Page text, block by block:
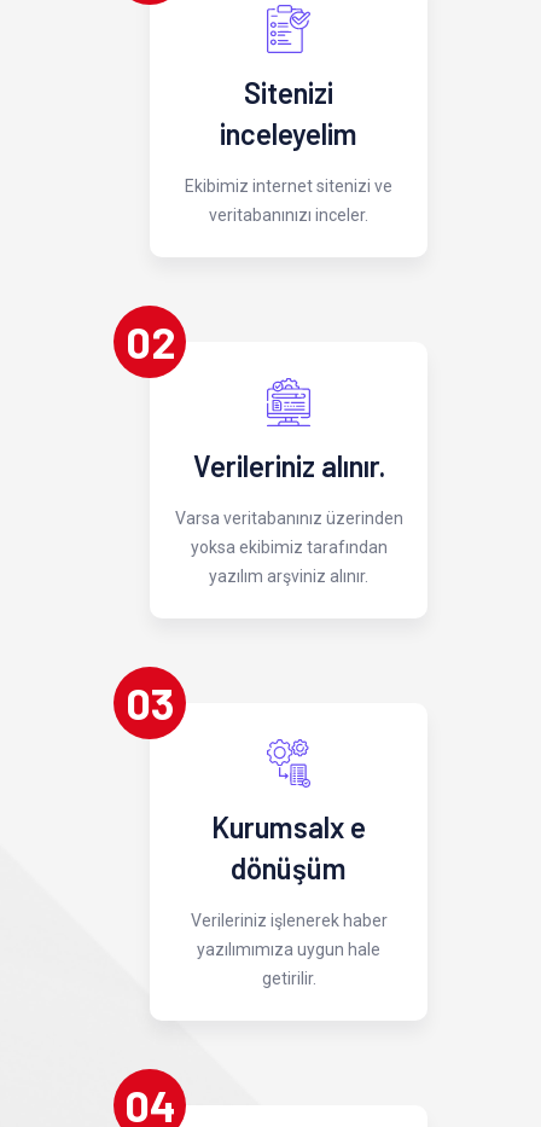
Sitenizi
inceleyelim
Ekibimiz internet sitenizi ve
veritabanınızı inceler.
02
Verileriniz alınır.
Varsa veritabanınız üzerinden
yoksa ekibimiz tarafından
yazılım arşviniz alınır.
03
Kurumsalx e
dönüşüm
Verileriniz işlenerek haber
yazılımımıza uygun hale
getirilir.
04